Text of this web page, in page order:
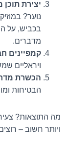
יצירת תוכן
נוער?
בכביש, על
מדברים.
קמפיינים
ויראליים
הכשרת
הבטיחות
מה התוצאות?
ויותר חשוב –